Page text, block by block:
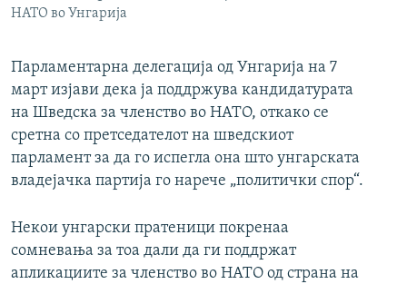
НАТО во Унгарија
Парламентарна делегација од Унгарија на 7
март изјави дека ја поддржува кандидатурата
на Шведска за членство во НАТО, откако се
сретна со претседателот на шведскиот
парламент за да го испегла она што унгарската
владејачка партија го нарече „политички спор“.
Некои унгарски пратеници покренаа
сомневања за тоа дали да ги поддржат
апликациите за членство во НАТО од страна на